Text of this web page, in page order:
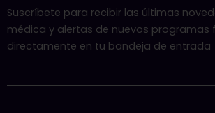
Suscríbete para recibir las últimas
médica y alertas de nuevos programas
directamente en tu bandeja de entrada